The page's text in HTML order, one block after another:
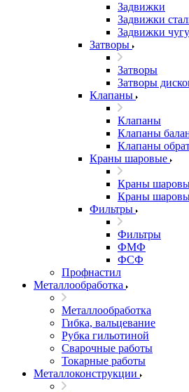
Задвижки
Задвижки
Задвижки
Затворы
Затворы
Затворы
Клапаны
Клапаны
Клапаны
Клапаны
Краны шаровые
Краны
Краны
Фильтры
Фильтры
ФМФ
ФСФ
Профнастил
Металлообработка
Металлообработка
Гибка, вальцевание
Рубка гильотиной
Сварочные работы
Токарные работы
Металлоконструкции